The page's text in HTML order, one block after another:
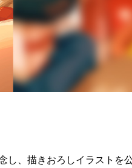
し、描きおろしイラストを